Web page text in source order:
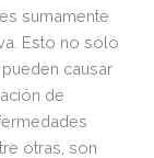
sumamente
Esto no solo
causar
de
otras, son